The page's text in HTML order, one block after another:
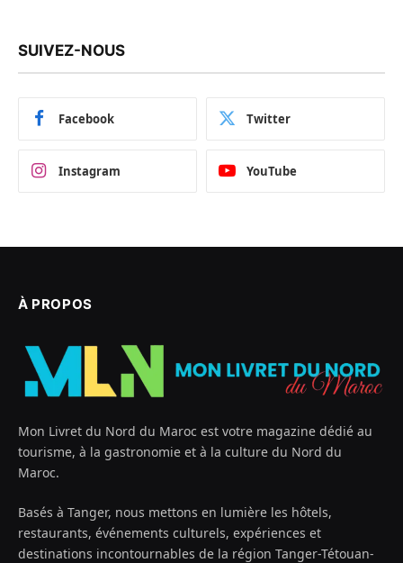
SUIVEZ-NOUS
Facebook Twitter
Instagram YouTube
À PROPOS
Mon Livret du Nord du Maroc est votre magazine dédié au
tourisme, à la gastronomie et à la culture du Nord du
Maroc.
Basés à Tanger, nous mettons en lumière les hôtels,
restaurants, événements culturels, expériences et
destinations incontournables de la région Tanger-Tétouan-